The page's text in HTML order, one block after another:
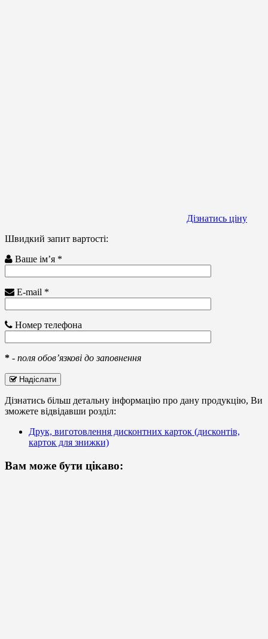
Дізнатись ціну
Швидкий запит вартості:
Ваше ім’я *
E-mail *
Номер телефона
* - поля обов’язкові до заповнення
Надіслати
Дізнатись більш детальну інформацію про дану продукцію, Ви
зможете відвідавши розділ:
Друк, виготовлення дисконтних карток (дисконтів,
карток для знижки)
Вам може бути цікаво: